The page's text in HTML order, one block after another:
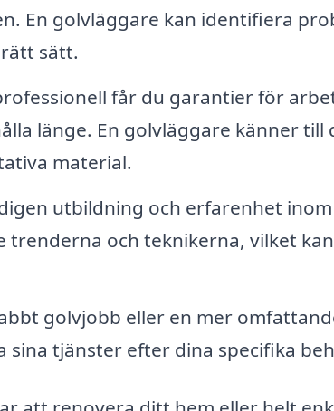
En golvläggare kan identifiera
sätt.
får du garantier för
länge. En golvläggare känner till
material.
utbildning och erfarenhet
trenderna och teknikerna, vilket
golvjobb eller en mer
tjänster efter dina specifika